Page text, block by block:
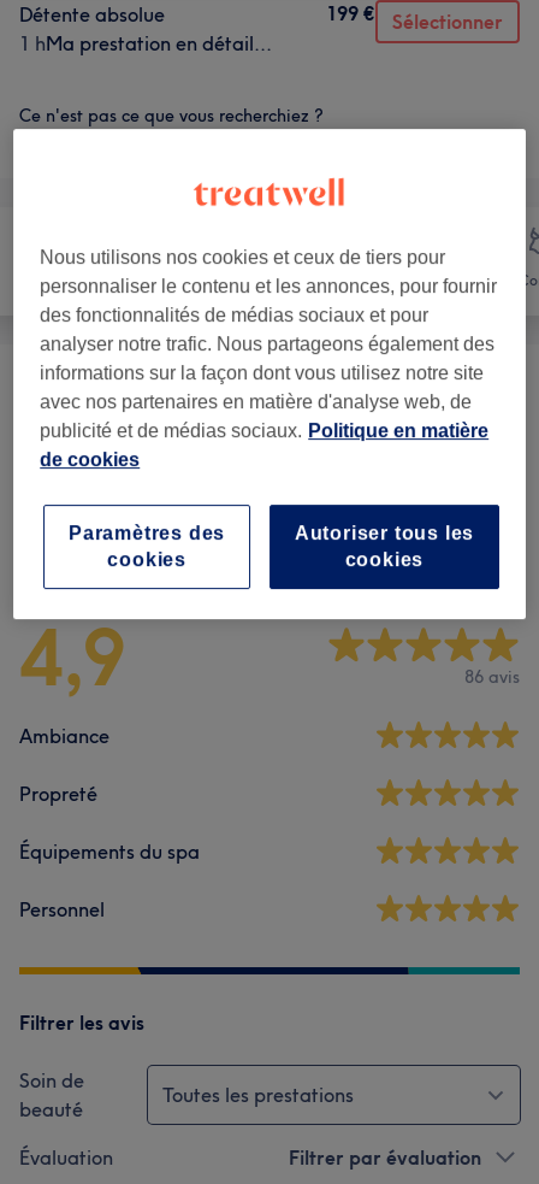
Détente absolue
1 hMa prestation en détail...
199 € Sélectionner
Ce n'est pas ce que vous recherchiez ?
Visage Massage
Formule (7 ) à partir de 70 €
Massage Classique
Avis sur l'établissement
4,9 86 avis
Ambiance
Propreté
Équipements du spa
Personnel
Filtrer les avis
Soin de
beauté
Toutes les prestations
Évaluation Filtrer par évaluation
Nous utilisons nos cookies et ceux de tiers pour
personnaliser le contenu et les annonces, pour fournir
des fonctionnalités de médias sociaux et pour
analyser notre trafic. Nous partageons également des
informations sur la façon dont vous utilisez notre site
avec nos partenaires en matière d'analyse web, de
publicité et de médias sociaux. Politique en matière
de cookies
Autoriser tous les
cookies
Paramètres des
cookies